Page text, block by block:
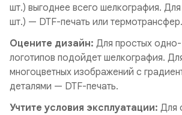
шт.) выгоднее всего шелкография.
шт.) — DTF-печать или термотрансфер.
Оцените дизайн: Для простых
логотипов подойдет шелкография.
многоцветных изображений с
деталями — DTF-печать.
Учтите условия эксплуатации: Для